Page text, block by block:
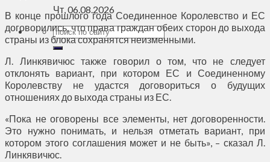
Чт, 06.08.2026
В конце прошлого года Соединенное Королевство и ЕС
договорились, что права граждан обеих сторон до выхода
страны из блока сохранятся неизменными.
Л. Линкявичюс также говорил о том, что не следует
отклонять вариант, при котором ЕС и Соединенному
Королевству не удастся договориться о будущих
отношениях до выхода страны из ЕС.
«Пока не оговорены все элементы, нет договоренности.
Это нужно понимать, и нельзя отметать вариант, при
котором этого соглашения может и не быть», – сказал Л.
Линкявичюс.